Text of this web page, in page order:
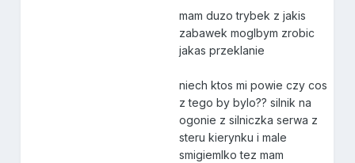
mam duzo trybek z jakis
zabawek moglbym zrobic
jakas przeklanie
niech ktos mi powie czy cos
z tego by bylo?? silnik na
ogonie z silniczka serwa z
steru kierynku i male
smigiemlko tez mam